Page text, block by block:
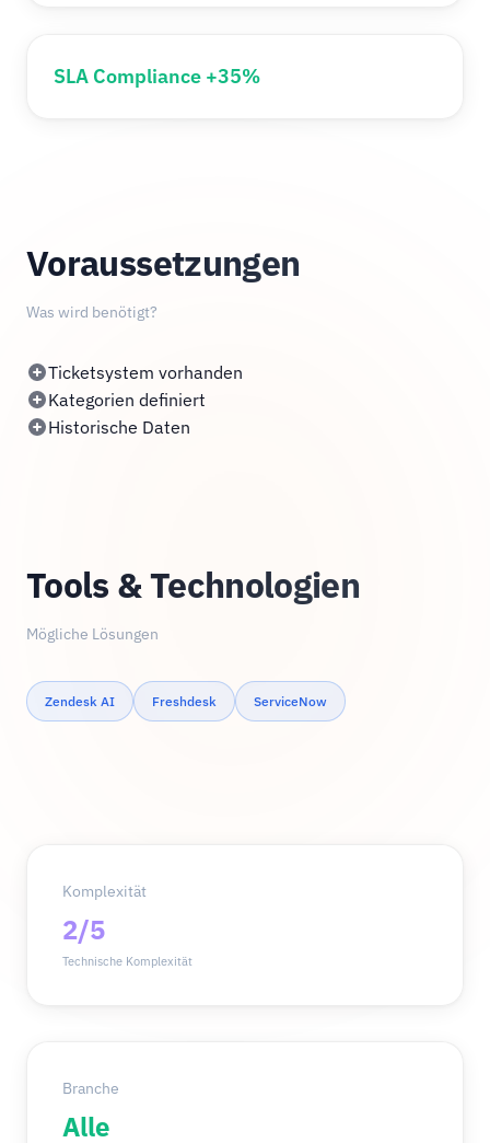
SLA Compliance +35%
Voraussetzungen
Was wird benötigt?
Ticketsystem vorhanden
Kategorien definiert
Historische Daten
Tools & Technologien
Mögliche Lösungen
Zendesk AI Freshdesk ServiceNow
Komplexität
2/5
Technische Komplexität
Branche
Alle